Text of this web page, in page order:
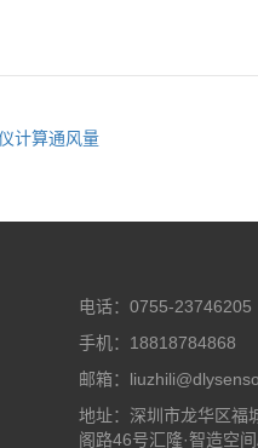
计算通风量
电话：0755-23746205
手机：18818784868
邮箱：
地址：深圳市龙华区福
阁路46号汇隆·智造空